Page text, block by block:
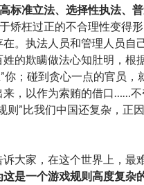
高标准立法、选择性执法、
矫枉过正的不合理性变得
。执法人员和管理人员自
的欺瞒做法心知肚明，根
你；碰到贪心一点的官员，
，以作为索贿的借口……不
则”比我们中国还复杂，正
大家，在这个世界上，最
这是一个游戏规则高度复杂